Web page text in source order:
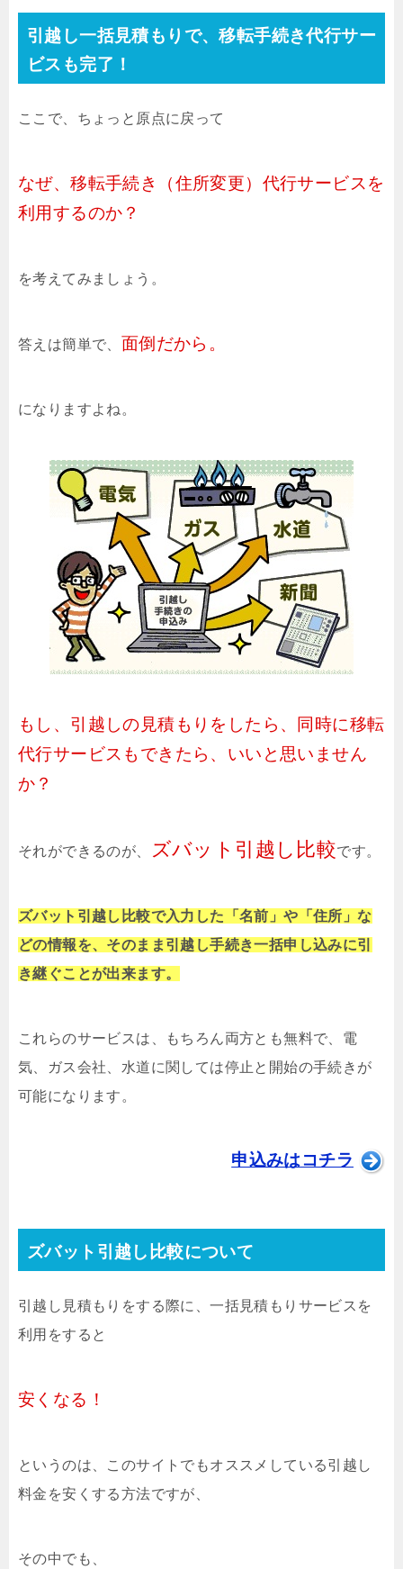
引越し一括見積もりで、移転手続き代行サー
ビスも完了！
ここで、ちょっと原点に戻って
なぜ、移転手続き（住所変更）代行サービスを
利用するのか？
を考えてみましょう。
答えは簡単で、 面倒だから。
になりますよね。
もし、引越しの見積もりをしたら、同時に移転
代行サービスもできたら、いいと思いません
か？
それができるのが、 ズバット引越し比較です。
ズバット引越し比較で入力した「名前」や「住所」な
どの情報を、そのまま引越し手続き一括申し込みに引
き継ぐことが出来ます。
これらのサービスは、もちろん両方とも無料で、電
気、ガス会社、水道に関しては停止と開始の手続きが
可能になります。
申込みはコチラ
ズバット引越し比較について
引越し見積もりをする際に、一括見積もりサービスを
利用をすると
安くなる！
というのは、このサイトでもオススメしている引越し
料金を安くする方法ですが、
その中でも、